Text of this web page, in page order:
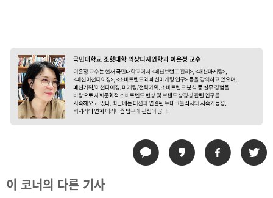
이 코너의 다른 기사